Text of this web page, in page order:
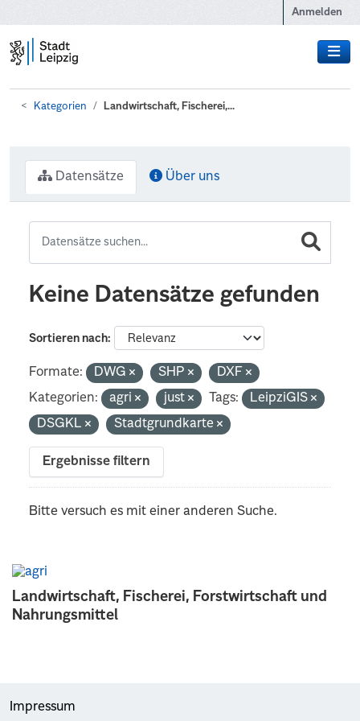
Anmelden
Kategorien Landwirtschaft, Fischerei,...
Landwirtschaft, Fischerei, Forstwirtschaft und
Nahrungsmittel
Datensätze Über uns
Keine Datensätze gefunden
Sortieren nach
Formate: DWG SHP
DXF
Kategorien:
agri just Tags:
LeipziGIS
DSGKL
Stadtgrundkarte
Ergebnisse filtern
Bitte versuch es mit einer anderen Suche.
Impressum